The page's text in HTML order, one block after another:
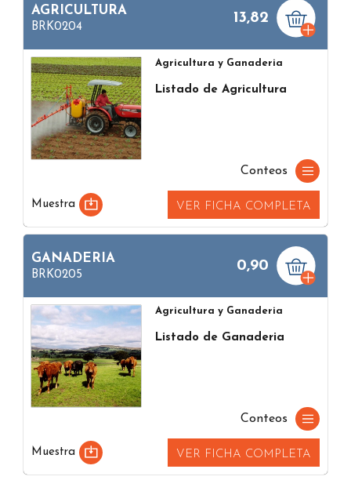
AGRICULTURA
BRK0204
13,82
Agricultura y Ganaderia
Listado de Agricultura
Conteos
Muestra VER FICHA COMPLETA
GANADERIA
BRK0205
0,90
Agricultura y Ganaderia
Listado de Ganaderia
Conteos
Muestra VER FICHA COMPLETA